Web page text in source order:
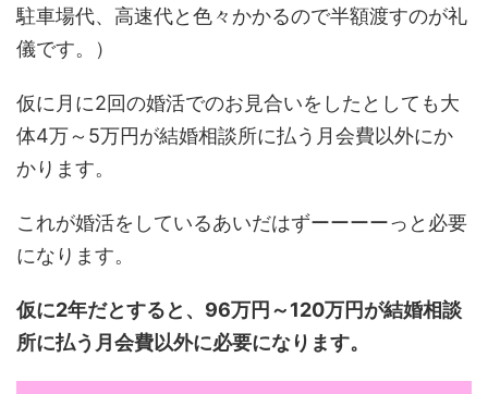
駐車場代、高速代と色々かかるので半額渡すのが礼
儀です。）
仮に月に2回の婚活でのお見合いをしたとしても大
体4万～5万円が結婚相談所に払う月会費以外にか
かります。
これが婚活をしているあいだはずーーーーっと必要
になります。
仮に2年だとすると、96万円～120万円が結婚相談
所に払う月会費以外に必要になります。